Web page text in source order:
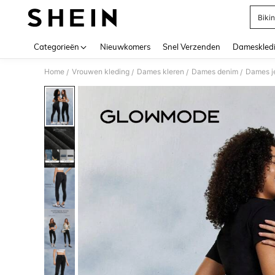
Categorieën Nieuwkomers Snel Verzenden
Home / Vrouwen kleding / Dames kleren / Dames denim / Dames